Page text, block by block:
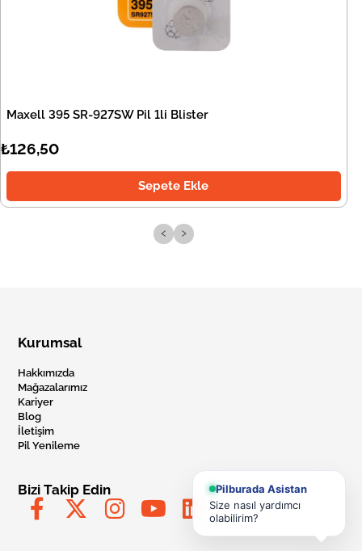
Maxell 395 SR-927SW Pil 1li Blister
₺126,50
Sepete Ekle
‹ ›
Kurumsal
Hakkımızda
Mağazalarımız
Kariyer
Blog
İletişim
Pil Yenileme
Bizi Takip Edin
Pilburada Asistan
Size nasıl yardımcı
olabilirim?